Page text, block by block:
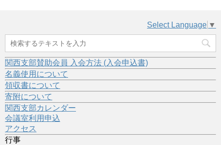
Select Language ▼
関西支部賛助会員 入会方法 (入会申込書)
名義使用について
領収書について
寄附について
関西支部カレンダー
会議室利用申込
アクセス
行事